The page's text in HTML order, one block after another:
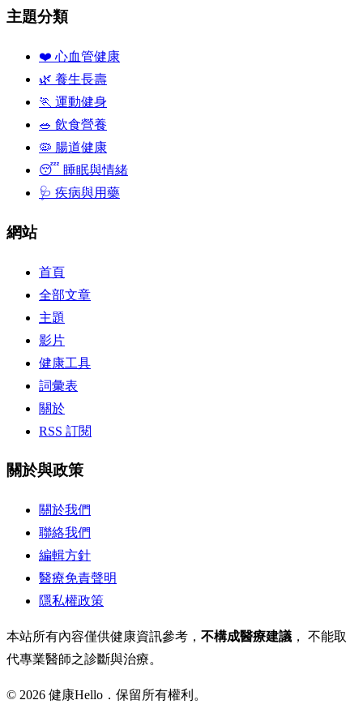
主題分類
❤️ 心血管健康
🌿 養生長壽
🏃 運動健身
🥗 飲食營養
🦠 腸道健康
😴 睡眠與情緒
🩺 疾病與用藥
網站
首頁
全部文章
主題
影片
健康工具
詞彙表
關於
RSS 訂閱
關於與政策
關於我們
聯絡我們
編輯方針
醫療免責聲明
隱私權政策
本站所有內容僅供健康資訊參考， 不構成醫療建議 ， 不能取
代專業醫師之診斷與治療。
© 2026 健康Hello．保留所有權利。